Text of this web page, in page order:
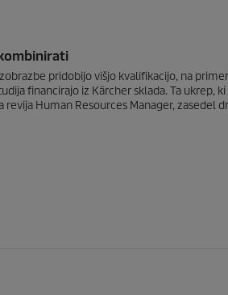
pridobijo višjo kvalifikacijo, na
financirajo iz Kärcher sklada. Ta ukrep,
Human Resources Manager, zasedel